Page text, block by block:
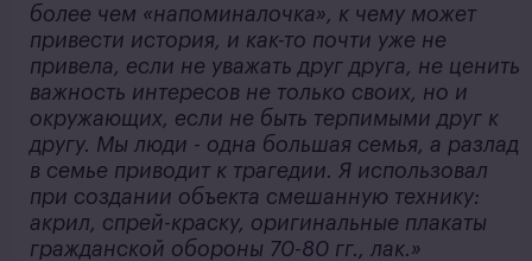
более чем «напоминалочка», к чему может
привести история, и как-то почти уже не
привела, если не уважать друг друга, не ценить
важность интересов не только своих, но и
окружающих, если не быть терпимыми друг к
другу. Мы люди - одна большая семья, а разлад
в семье приводит к трагедии. Я использовал
при создании объекта смешанную технику:
акрил, спрей-краску, оригинальные плакаты
гражданской обороны 70-80 гг., лак.»